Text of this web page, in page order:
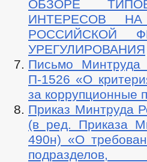
ОБЗОРЕ
ИНТЕРЕСОВ НА
РОССИЙСКОЙ
УРЕГУЛИРОВАНИЯ
Письмо
П-1526 «О
за коррупционные
Приказ Минтруда
(в ред. Приказа
490н) «О